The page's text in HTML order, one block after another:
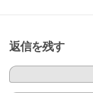
返信を残す